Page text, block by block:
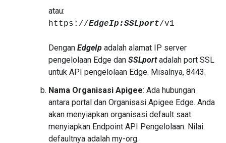
atau:
https://EdgeIp:SSLport/v1
Dengan EdgeIp adalah alamat IP server
pengelolaan Edge dan SSLportadalah port SSL
untuk API pengelolaan Edge. Misalnya, 8443.
Nama Organisasi Apigee: Ada hubungan
antara portal dan Organisasi Apigee Edge. Anda
akan menyiapkan organisasi default saat
menyiapkan Endpoint API Pengelolaan. Nilai
defaultnya adalah my-org.